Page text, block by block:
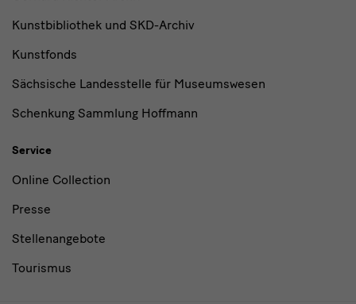
Kunstbibliothek und SKD-Archiv
Kunstfonds
Sächsische Landesstelle für Museumswesen
Schenkung Sammlung Hoffmann
Service
Online Collection
Presse
Stellenangebote
Tourismus